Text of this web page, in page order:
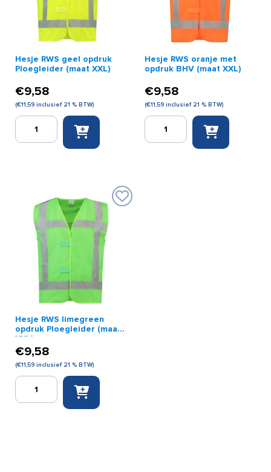
Hesje RWS geel opdruk
Ploegleider (maat XXL)
€9,58
(€11,59 inclusief 21 % BTW)
Hesje
aantal
Hesje RWS oranje met
opdruk BHV (maat XXL)
€9,58
(€11,59 inclusief 21 % BTW)
Hesje
Hesje RWS limegreen
opdruk Ploegleider (maat
XXL)
€9,58
(€11,59 inclusief 21 % BTW)
Hesje